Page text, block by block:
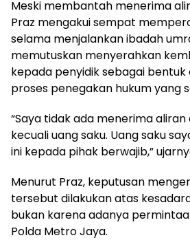
Meski membantah menerima
Praz mengakui sempat
selama menjalankan ibadah
memutuskan menyerahkan
kepada penyidik sebagai
proses penegakan hukum yang
“Saya tidak ada menerima
kecuali uang saku. Uang saku
ini kepada pihak berwajib,”
Menurut Praz, keputusan
tersebut dilakukan atas
bukan karena adanya
Polda Metro Jaya.